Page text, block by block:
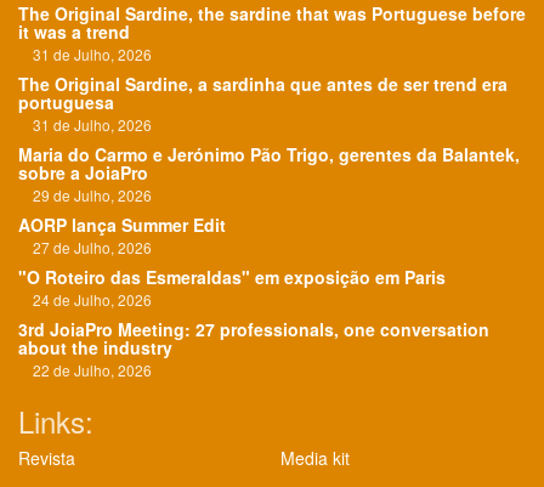
The Original Sardine, the sardine that was Portuguese before
it was a trend
31 de Julho, 2026
The Original Sardine, a sardinha que antes de ser trend era
portuguesa
31 de Julho, 2026
Maria do Carmo e Jerónimo Pão Trigo, gerentes da Balantek,
sobre a JoiaPro
29 de Julho, 2026
AORP lança Summer Edit
27 de Julho, 2026
"O Roteiro das Esmeraldas" em exposição em Paris
24 de Julho, 2026
3rd JoiaPro Meeting: 27 professionals, one conversation
about the industry
22 de Julho, 2026
Links:
Revista Media kit